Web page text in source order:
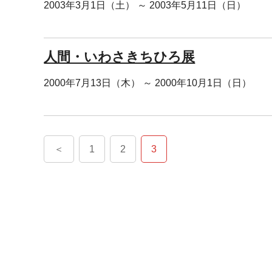
2003年3月1日（土） ～ 2003年5月11日（日）
人間・いわさきちひろ展
2000年7月13日（木） ～ 2000年10月1日（日）
＜ 1 2 3